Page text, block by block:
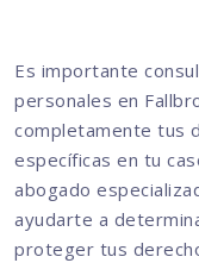
Es importante
personales en
completamente tus
específicas en tu
abogado
ayudarte a
proteger tus